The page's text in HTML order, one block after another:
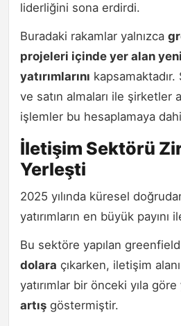
liderliğini sona erdirdi.
Buradaki rakamlar yalnızca
projeleri içinde yer alan
yatırımlarını
ve satın almaları ile şirketler
işlemler bu hesaplamaya
İletişim Sektörü
Yerleşti
2025 yılında küresel
yatırımların en büyük payını
Bu sektöre yapılan greenfield
dolara çıkarken, iletişim
yatırımlar bir önceki yıla göre
artış göstermiştir.